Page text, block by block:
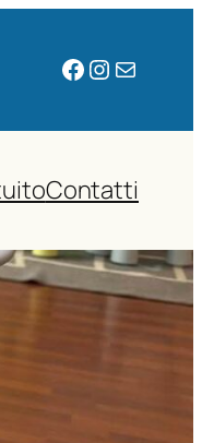
Facebook
Instagram
Email
Contatti